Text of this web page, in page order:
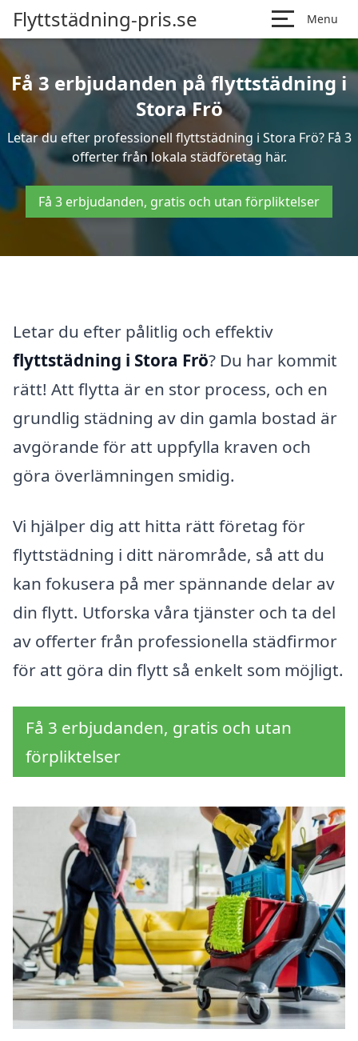
Flyttstädning-pris.se Menu
Få 3 erbjudanden på flyttstädning i
Stora Frö
Letar du efter professionell flyttstädning i Stora Frö? Få 3
offerter från lokala städföretag här.
Få 3 erbjudanden, gratis och utan förpliktelser
Letar du efter pålitlig och effektiv
flyttstädning i Stora Frö? Du har kommit
rätt! Att flytta är en stor process, och en
grundlig städning av din gamla bostad är
avgörande för att uppfylla kraven och
göra överlämningen smidig.
Vi hjälper dig att hitta rätt företag för
flyttstädning i ditt närområde, så att du
kan fokusera på mer spännande delar av
din flytt. Utforska våra tjänster och ta del
av offerter från professionella städfirmor
för att göra din flytt så enkelt som möjligt.
Få 3 erbjudanden, gratis och utan
förpliktelser